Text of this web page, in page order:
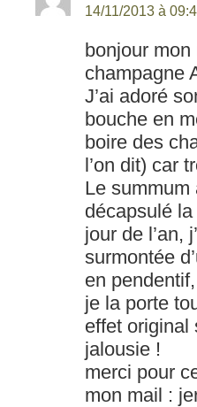
14/11/2013 à
bonjour mon
champagne
J’ai adoré
bouche en
boire des
l’on dit) car
Le summum
décapsulé
jour de l’an,
surmontée
en
je la porte
effet original
jalousie !
merci pour
mon mail :